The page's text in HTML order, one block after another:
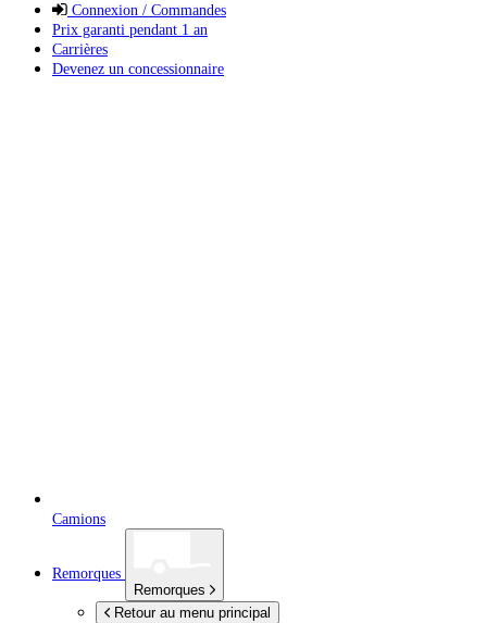
Connexion / Commandes
Prix garanti pendant 1 an
Carrières
Devenez un concessionnaire
Camions
Remorques
Remorques
Retour au menu principal